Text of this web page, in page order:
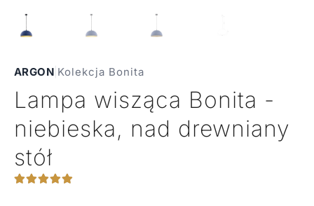
ARGON Kolekcja Bonita
Lampa wisząca Bonita -
niebieska, nad drewniany
stół